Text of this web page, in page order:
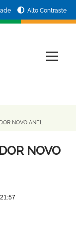
Alto Contraste
NOVO ANEL
NOVO